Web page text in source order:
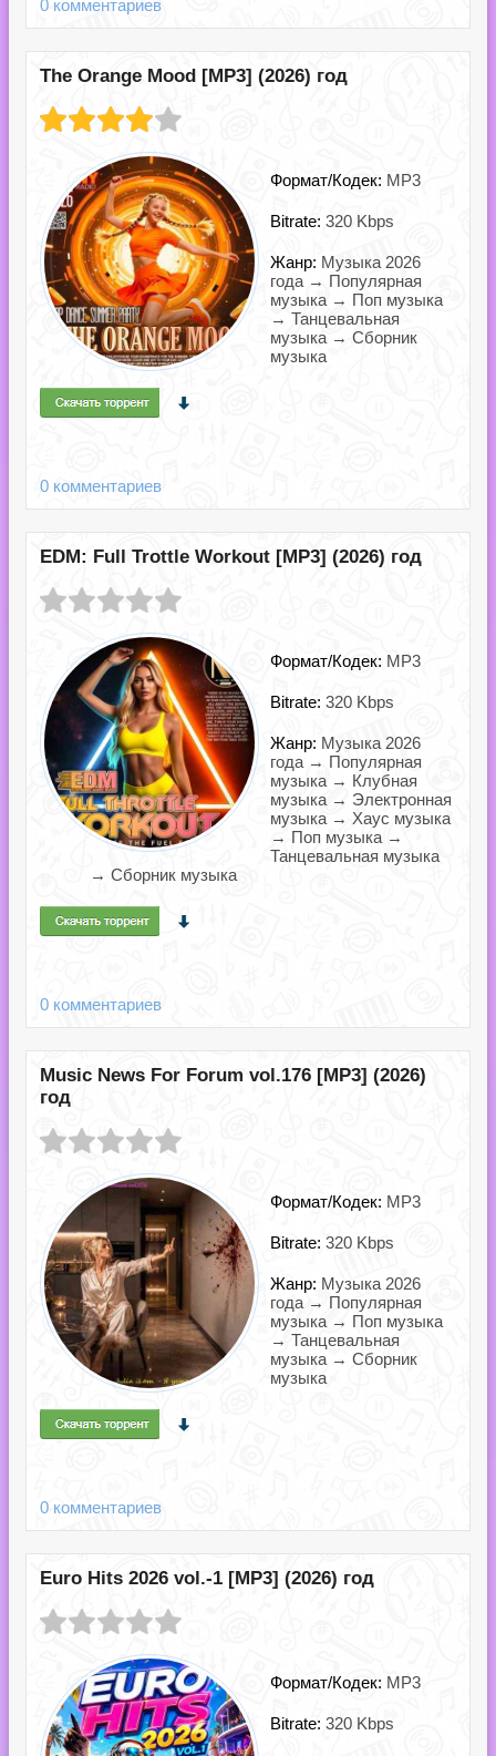
0 комментариев
The Orange Mood [MP3] (2026) год
Формат/Кодек: MP3
Bitrate: 320 Kbps
Жанр: Музыка 2026
года → Популярная
музыка → Поп музыка
→ Танцевальная
музыка → Сборник
музыка
0 комментариев
EDM: Full Trottle Workout [MP3] (2026) год
Формат/Кодек: MP3
Bitrate: 320 Kbps
Жанр: Музыка 2026
года → Популярная
музыка → Клубная
музыка → Электронная
музыка → Хаус музыка
→ Поп музыка →
Танцевальная музыка
→ Сборник музыка
0 комментариев
Music News For Forum vol.176 [MP3] (2026)
год
Формат/Кодек: MP3
Bitrate: 320 Kbps
Жанр: Музыка 2026
года → Популярная
музыка → Поп музыка
→ Танцевальная
музыка → Сборник
музыка
0 комментариев
Euro Hits 2026 vol.-1 [MP3] (2026) год
Формат/Кодек: MP3
Bitrate: 320 Kbps